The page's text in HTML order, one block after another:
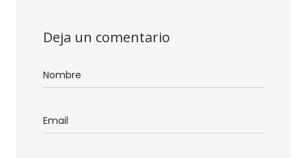
Deja un comentario